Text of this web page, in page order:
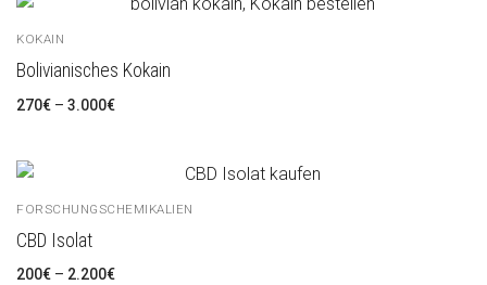
KOKAIN
Bolivianisches Kokain
270€ – 3.000€
FORSCHUNGSCHEMIKALIEN
CBD Isolat
200€ – 2.200€